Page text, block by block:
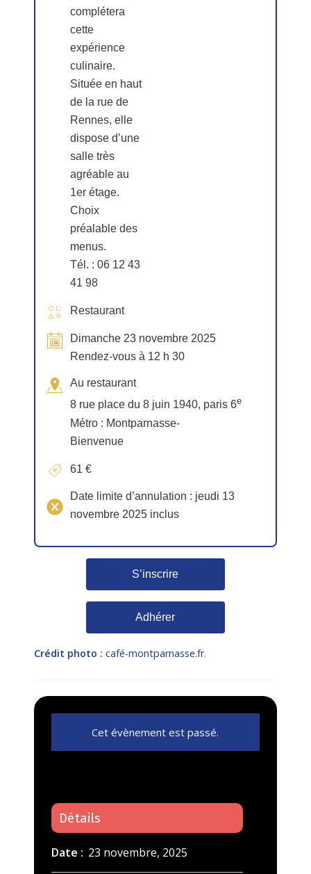
complétera
cette
expérience
culinaire.
Située en haut
de la rue de
Rennes, elle
dispose d’une
salle très
agréable au
1er étage.
Choix
préalable des
menus.
Tél. : 06 12 43
41 98
Restaurant
Dimanche 23 novembre 2025
Rendez-vous à 12 h 30
Au restaurant
8 rue place du 8 juin 1940, paris 6e
Métro : Montparnasse-
Bienvenue
61 €
Date limite d’annulation : jeudi 13
novembre 2025 inclus
S’inscrire
Adhérer
Crédit photo : café-montparnasse.fr.
Cet évènement est passé.
Détails
Date : 23 novembre, 2025